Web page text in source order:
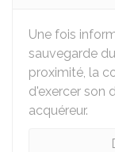
Une fois
sauvegarde
proximité, la
d'exercer son
acquéreur.